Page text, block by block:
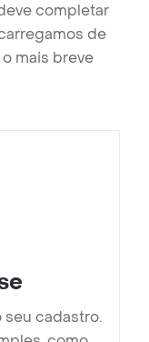
completar
de
mais breve
cadastro.